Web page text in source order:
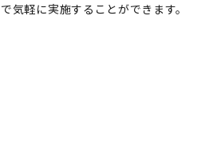
で気軽に実施することができます。